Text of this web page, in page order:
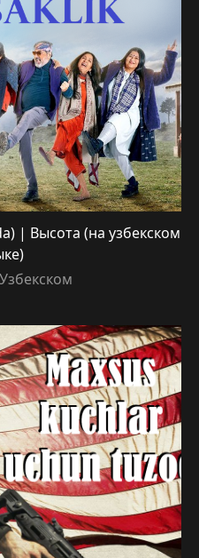
| Высота (на узбекском